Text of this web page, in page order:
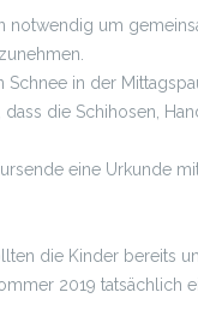
notwendig um
Schnee in der
die Schihosen,
eine Urkunde
die Kinder bereits
2019 tatsächlich